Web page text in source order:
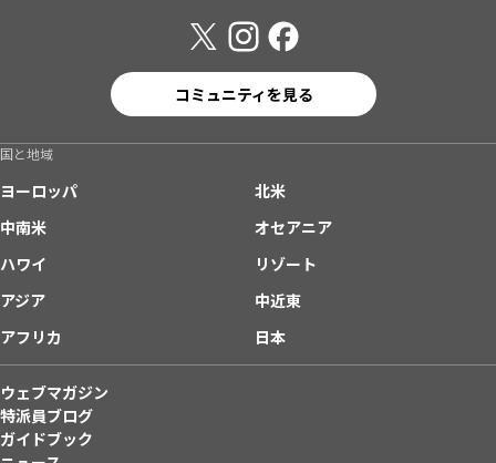
コミュニティを見る
国と地域
ヨーロッパ
北米
中南米
オセアニア
ハワイ
リゾート
アジア
中近東
アフリカ
日本
ウェブマガジン
特派員ブログ
ガイドブック